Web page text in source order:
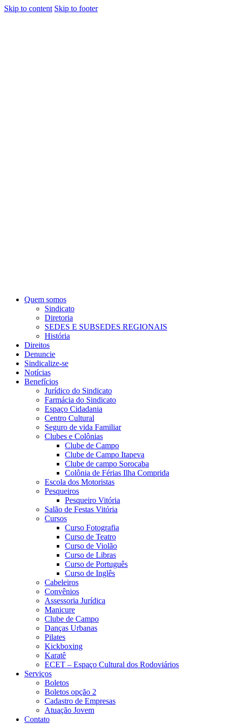
Skip to content Skip to footer
Quem somos
Sindicato
Diretoria
SEDES E SUBSEDES REGIONAIS
História
Direitos
Denuncie
Sindicalize-se
Notícias
Benefícios
Jurídico do Sindicato
Farmácia do Sindicato
Espaço Cidadania
Centro Cultural
Seguro de vida Familiar
Clubes e Colônias
Clube de Campo
Clube de Campo Itapeva
Clube de campo Sorocaba
Colônia de Férias Ilha Comprida
Escola dos Motoristas
Pesqueiros
Pesqueiro Vitória
Salão de Festas Vitória
Cursos
Curso Fotografia
Curso de Teatro
Curso de Violão
Curso de Libras
Curso de Português
Curso de Inglês
Cabeleiros
Convênios
Assessoria Jurídica
Manicure
Clube de Campo
Danças Urbanas
Pilates
Kickboxing
Karatê
ECET – Espaço Cultural dos Rodoviários
Serviços
Boletos
Boletos opção 2
Cadastro de Empresas
Atuação Jovem
Contato